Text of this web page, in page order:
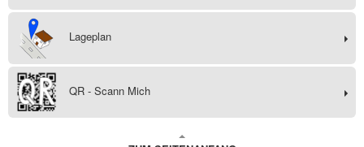
Lageplan
QR - Scann Mich